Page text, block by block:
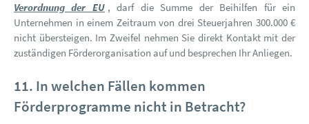
Verordnung der EU , darf die Summe der Beihilfen für ein
Unternehmen in einem Zeitraum von drei Steuerjahren 300.000 €
nicht übersteigen. Im Zweifel nehmen Sie direkt Kontakt mit der
zuständigen Förderorganisation auf und besprechen Ihr Anliegen.
11. In welchen Fällen kommen
Förderprogramme nicht in Betracht?